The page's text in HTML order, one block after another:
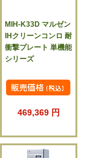
MIH-K33D マルゼン
IHクリーンコンロ 耐
衝撃プレート 単機能
シリーズ
469,369 円